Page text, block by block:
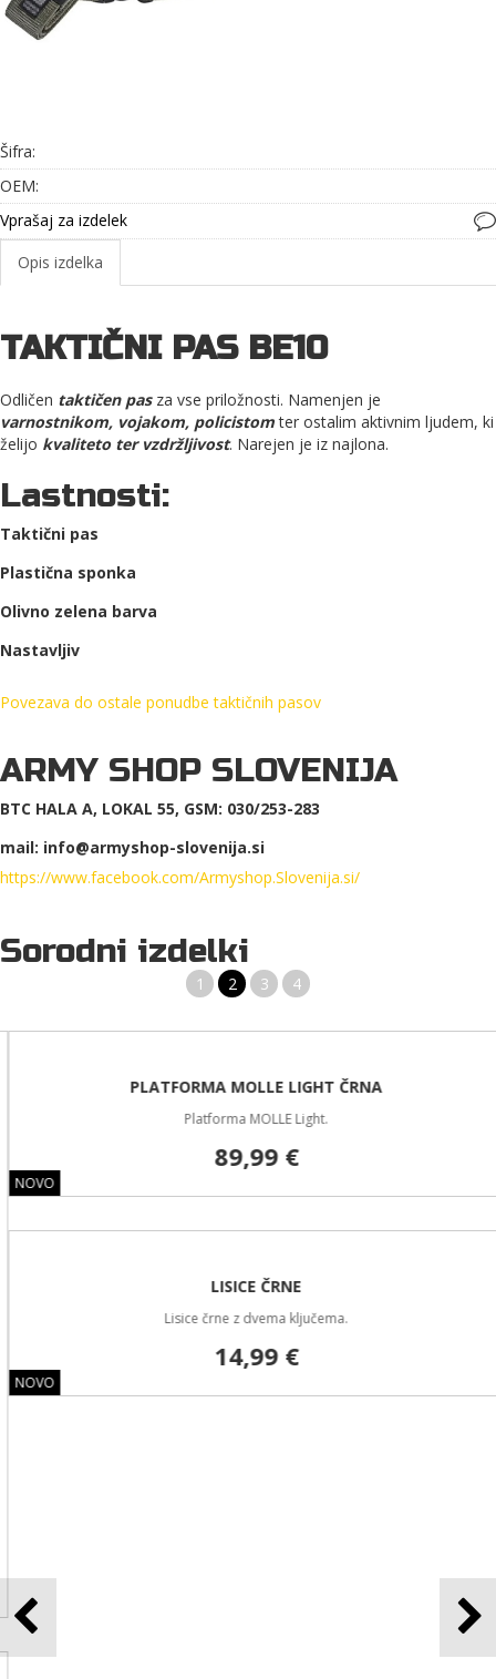
Šifra:
OEM:
Vprašaj za izdelek
Opis izdelka
TAKTIČNI PAS BE10
Odličen taktičen pasza vse priložnosti. Namenjen je
varnostnikom, vojakom, policistomter ostalim aktivnim ljudem, ki
želijo kvaliteto ter vzdržljivost. Narejen je iz najlona.
Lastnosti:
Taktični pas
Plastična sponka
Olivno zelena barva
Nastavljiv
Povezava do ostale ponudbe taktičnih pasov
ARMY SHOP SLOVENIJA
BTC HALA A, LOKAL 55, GSM: 030/253-283
mail: info@armyshop-slovenija.si
https://www.facebook.com/Armyshop.Slovenija.si/
Sorodni izdelki
1 2 3 4
NOVO